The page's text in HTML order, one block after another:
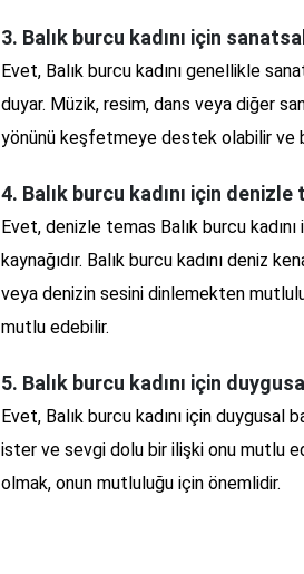
3. Balık burcu kadını için
Evet, Balık burcu kadını genellikle
duyar. Müzik, resim, dans veya diğer
yönünü keşfetmeye destek olabilir ve
4. Balık burcu kadını için
Evet, denizle temas Balık burcu
kaynağıdır. Balık burcu kadını deniz
veya denizin sesini dinlemekten
mutlu edebilir.
5. Balık burcu kadını için
Evet, Balık burcu kadını için duygusal
ister ve sevgi dolu bir ilişki onu mutlu
olmak, onun mutluluğu için önemlidir.